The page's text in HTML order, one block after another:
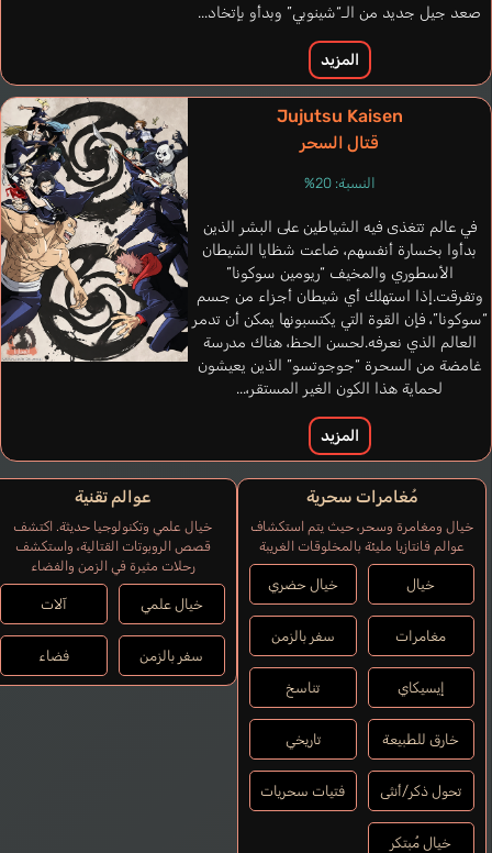
Niverd
فرنسي
Almeida Lucas
برتغالي
Dismuke Aaron
Bressan Mattia
إيطالي
Azar Pablo
إسباني
صعد جيل جديد من الـ“شينوبي” وبدأو بإتخاد...
المزيد
Jujutsu Kaisen
قتال السحر
النسبة: 20%
في عالم تتغذى فيه الشياطين على البشر الذين
بدأوا بخسارة أنفسهم، ضاعت شظايا الشيطان
الأسطوري والمخيف “ريومين سوكونا”
وتفرقت.إذا استهلك أي شيطان أجزاء من جسم
“سوكونا”، فإن القوة التي يكتسبونها يمكن أن تدمر
العالم الذي نعرفه.لحسن الحظ، هناك مدرسة
غامضة من السحرة “جوجوتسو” الذين يعيشون
لحماية هذا الكون الغير المستقر،...
المزيد
مُغامرات سحرية
خيال ومغامرة وسحر، حيث يتم استكشاف
عوالم فانتازيا مليئة بالمخلوقات الغريبة
خيال خيال حضري
مغامرات سفر بالزمن
إيسيكاي تناسخ
خارق للطبيعة تاريخي
تحول ذكر/أنثى فتيات سحريات
خيال مُبتكر
عوالم تقنية
خيال علمي وتكنولوجيا حديثة. اكتشف
قصص الروبوتات القتالية، واستكشف
رحلات مثيرة في الزمن والفضاء
خيال علمي آلات
سفر بالزمن فضاء